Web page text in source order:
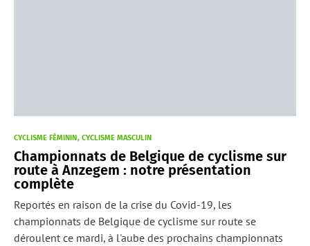
CYCLISME FÉMININ CYCLISME MASCULIN
Championnats de Belgique de cyclisme sur
route à Anzegem : notre présentation
complète
Reportés en raison de la crise du Covid-19, les
championnats de Belgique de cyclisme sur route se
déroulent ce mardi, à l'aube des prochains championnats